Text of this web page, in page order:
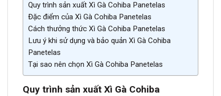
Quy trình sản xuất Xì Gà Cohiba Panetelas
Đặc điểm của Xì Gà Cohiba Panetelas
Cách thưởng thức Xì Gà Cohiba Panetelas
Lưu ý khi sử dụng và bảo quản Xì Gà Cohiba
Panetelas
Tại sao nên chọn Xì Gà Cohiba Panetelas
Quy trình sản xuất Xì Gà Cohiba